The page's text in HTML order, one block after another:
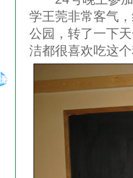
学王莞非常客气
公园，转了一下
洁都很喜欢吃这
最